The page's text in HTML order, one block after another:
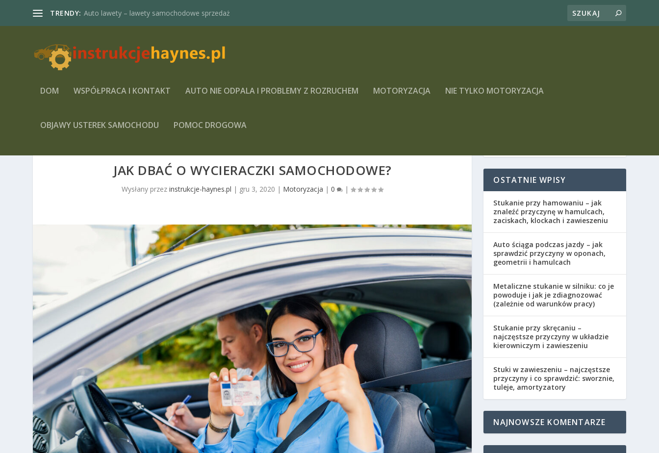
TRENDY: Auto lawety – lawety samochodowe sprzedaż
DOM WSPÓŁPRACA I KONTAKT AUTO NIE ODPALA I PROBLEMY Z ROZRUCHEM MOTORYZACJA NIE TYLKO MOTORYZACJA
OBJAWY USTEREK SAMOCHODU POMOC DROGOWA
JAK DBAĆ O WYCIERACZKI SAMOCHODOWE?
Wysłany przezinstrukcje-haynes.pl | gru 3, 2020 | Motoryzacja |0 |
OSTATNIE WPISY
Stukanie przy hamowaniu – jak
znaleźć przyczynę w hamulcach,
zaciskach, klockach i zawieszeniu
Auto ściąga podczas jazdy – jak
sprawdzić przyczyny w oponach,
geometrii i hamulcach
Metaliczne stukanie w silniku: co je
powoduje i jak je zdiagnozować
(zależnie od warunków pracy)
Stukanie przy skręcaniu –
najczęstsze przyczyny w układzie
kierowniczym i zawieszeniu
Stuki w zawieszeniu – najczęstsze
przyczyny i co sprawdzić: sworznie,
tuleje, amortyzatory
NAJNOWSZE KOMENTARZE